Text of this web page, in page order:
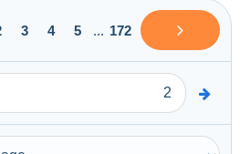
3 4 5 ... 172